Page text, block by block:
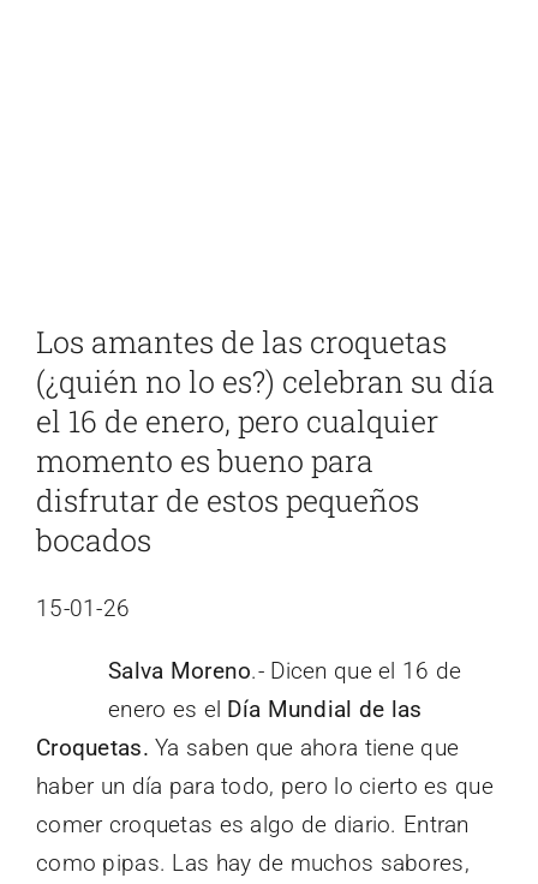
Los amantes de las croquetas
(¿quién no lo es?) celebran su día
el 16 de enero, pero cualquier
momento es bueno para
disfrutar de estos pequeños
bocados
15-01-26
Salva Moreno.- Dicen que el 16 de
enero es el Día Mundial de las
Croquetas. Ya saben que ahora tiene que
haber un día para todo, pero lo cierto es que
comer croquetas es algo de diario. Entran
como pipas. Las hay de muchos sabores,